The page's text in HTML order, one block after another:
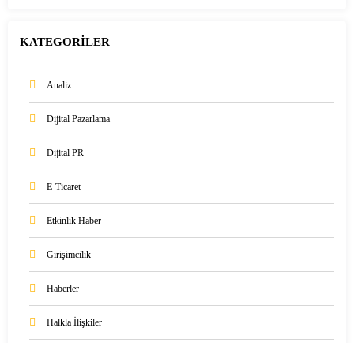
KATEGORİLER
Analiz
Dijital Pazarlama
Dijital PR
E-Ticaret
Etkinlik Haber
Girişimcilik
Haberler
Halkla İlişkiler